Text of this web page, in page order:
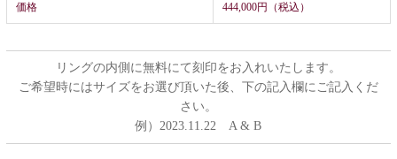
価格 444,000円（税込）
リングの内側に無料にて刻印をお入れいたします。
ご希望時にはサイズをお選び頂いた後、下の記入欄にご記入くだ
さい。
例）2023.11.22 A & B